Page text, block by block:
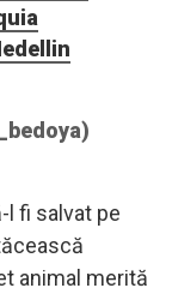
l fi salvat pe
animal merită